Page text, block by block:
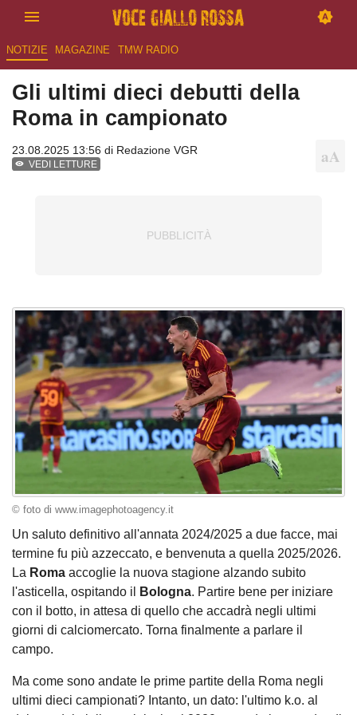
NOTIZIE MAGAZINE TMW RADIO
Gli ultimi dieci debutti della
Roma in campionato
23.08.2025 13:56 di Redazione VGR
VEDI LETTURE
© foto di www.imagephotoagency.it
Un saluto definitivo all'annata 2024/2025 a due facce, mai
termine fu più azzeccato, e benvenuta a quella 2025/2026.
La Roma accoglie la nuova stagione alzando subito
l'asticella, ospitando il
Bologna. Partire bene per iniziare
con il botto, in attesa di quello che accadrà negli ultimi
giorni di calciomercato. Torna finalmente a parlare il
campo.
Ma come sono andate le prime partite della Roma negli
ultimi dieci campionati? Intanto, un dato: l'ultimo k.o. al